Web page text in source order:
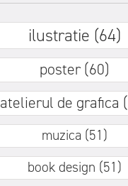
ilustratie (64)
poster (60)
atelierul de grafica
muzica (51)
book design (51)